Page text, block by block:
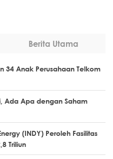
Berita Utama
34 Anak Perusahaan Telkom
Ada Apa dengan Saham
(INDY) Peroleh Fasilitas
Triliun